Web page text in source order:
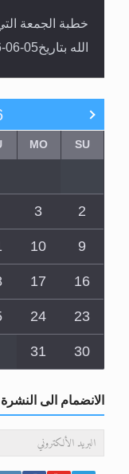
خطبة الجمعة
الله بتاريخ05-06-2026
SU
MO
2
3
9
10
16
17
23
24
30
31
الانضمام الى النشرة